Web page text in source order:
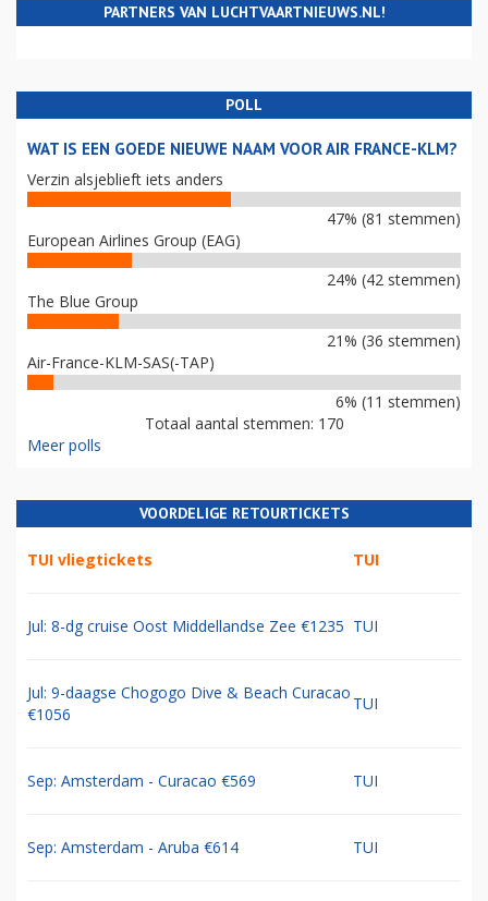
PARTNERS VAN LUCHTVAARTNIEUWS.NL!
POLL
WAT IS EEN GOEDE NIEUWE NAAM VOOR AIR FRANCE-KLM?
Verzin alsjeblieft iets anders
47% (81 stemmen)
European Airlines Group (EAG)
24% (42 stemmen)
The Blue Group
21% (36 stemmen)
Air-France-KLM-SAS(-TAP)
6% (11 stemmen)
Totaal aantal stemmen: 170
Meer polls
VOORDELIGE RETOURTICKETS
TUI vliegtickets TUI
Jul: 8-dg cruise Oost Middellandse Zee €1235 TUI
Jul: 9-daagse Chogogo Dive & Beach Curacao
€1056
TUI
Sep: Amsterdam - Curacao €569 TUI
Sep: Amsterdam - Aruba €614 TUI